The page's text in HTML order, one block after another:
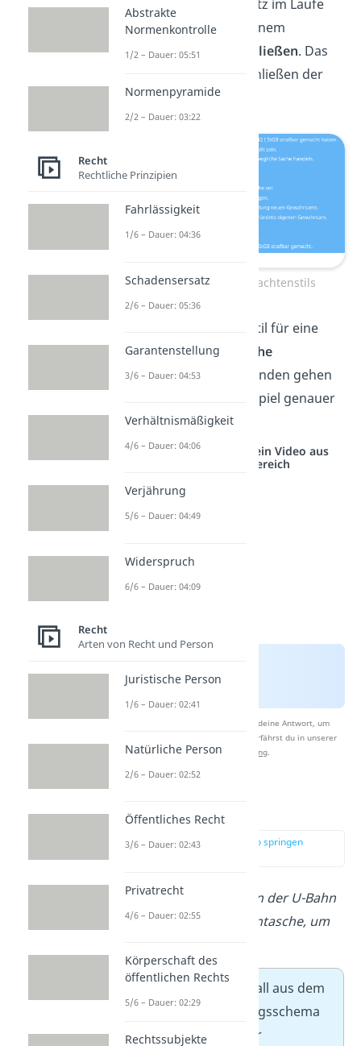
Du solltest jeden Obersatz im Laufe
deines Gutachtens mit einem
Zwischenergebnis
abschließen. Das
kannst du dir wie das Schließen der
Klammer vorstellen.
Grundschema des Gutachtenstils
So sorgt der Gutachtenstil für eine
nachvollziehbare, logische
Argumentation. Im Folgenden gehen
wir das an einem Fallbeispiel genauer
durch.
Studyflix vernetzt: Hier ein Video aus
einem anderen Bereich
Nach Beantwortung speichern wir deine Antwort, um
Studyflix zu verbessern. Mehr dazu erfährst du in unserer
Datenschutzerklärung.
Fallbeispiel
zur Stelle im Video springen
Sachverhalt: T nimmt O in der U-Bahn
das Handy aus der Jackentasche, um
Wir haben hier einen Fall aus dem
Strafrecht. Das Prüfungsschema
lautet daher: objektiver
Abstrakte
Normenkontrolle
1/2 – Dauer: 05:51
Normenpyramide
2/2 – Dauer: 03:22
Recht
Rechtliche Prinzipien
Fahrlässigkeit
1/6 – Dauer: 04:36
Schadensersatz
2/6 – Dauer: 05:36
Garantenstellung
3/6 – Dauer: 04:53
Verhältnismäßigkeit
4/6 – Dauer: 04:06
Verjährung
5/6 – Dauer: 04:49
Widerspruch
6/6 – Dauer: 04:09
Recht
Arten von Recht und Person
Juristische Person
1/6 – Dauer: 02:41
Natürliche Person
2/6 – Dauer: 02:52
Öffentliches Recht
3/6 – Dauer: 02:43
Privatrecht
4/6 – Dauer: 02:55
Körperschaft des
öffentlichen Rechts
5/6 – Dauer: 02:29
Rechtssubjekte